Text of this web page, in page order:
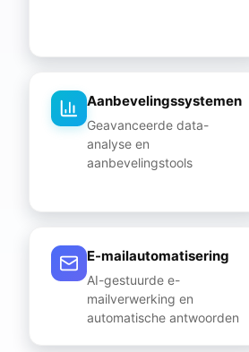
Aanbevelingssystemen
Geavanceerde data-
analyse en
aanbevelingstools
E-mailautomatisering
AI-gestuurde e-
mailverwerking en
automatische antwoorden